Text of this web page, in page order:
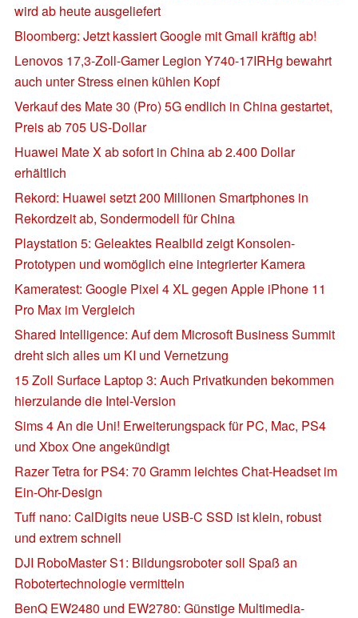
wird ab heute ausgeliefert
Bloomberg: Jetzt kassiert Google mit Gmail kräftig ab!
Lenovos 17,3-Zoll-Gamer Legion Y740-17IRHg bewahrt
auch unter Stress einen kühlen Kopf
Verkauf des Mate 30 (Pro) 5G endlich in China gestartet,
Preis ab 705 US-Dollar
Huawei Mate X ab sofort in China ab 2.400 Dollar
erhältlich
Rekord: Huawei setzt 200 Millionen Smartphones in
Rekordzeit ab, Sondermodell für China
Playstation 5: Geleaktes Realbild zeigt Konsolen-
Prototypen und womöglich eine integrierter Kamera
Kameratest: Google Pixel 4 XL gegen Apple iPhone 11
Pro Max im Vergleich
Shared Intelligence: Auf dem Microsoft Business Summit
dreht sich alles um KI und Vernetzung
15 Zoll Surface Laptop 3: Auch Privatkunden bekommen
hierzulande die Intel-Version
Sims 4 An die Uni! Erweiterungspack für PC, Mac, PS4
und Xbox One angekündigt
Razer Tetra for PS4: 70 Gramm leichtes Chat-Headset im
Ein-Ohr-Design
Tuff nano: CalDigits neue USB-C SSD ist klein, robust
und extrem schnell
DJI RoboMaster S1: Bildungsroboter soll Spaß an
Robotertechnologie vermitteln
BenQ EW2480 und EW2780: Günstige Multimedia-